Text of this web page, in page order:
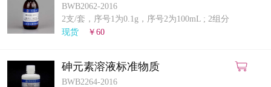
BWB2062-2016
2支/套，序号1为0.1g，序号2为100mL ; 2组分
现货
￥60
砷元素溶液标准物质
BWB2264-2016
知识交流
公司主页
购物车